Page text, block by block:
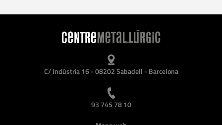
C/ Indústria 16 - 08202 Sabadell - Barcelona
93 745 78 10